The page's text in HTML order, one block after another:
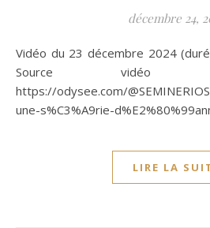
décembre 24,
Vidéo du 23 décembre 2024 (durée 16 min) : Source : YT
Source vidéo
https://odysee.com/
une-s%C3%A9rie-
LIRE LA